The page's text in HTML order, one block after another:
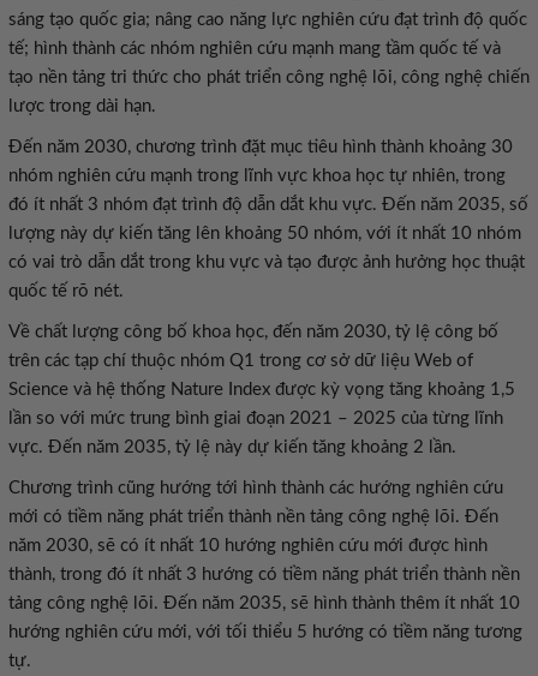
sáng tạo quốc gia; nâng cao năng lực nghiên cứu đạt trình độ quốc
tế; hình thành các nhóm nghiên cứu mạnh mang tầm quốc tế và
tạo nền tảng tri thức cho phát triển công nghệ lõi, công nghệ chiến
lược trong dài hạn.
Đến năm 2030, chương trình đặt mục tiêu hình thành khoảng 30
nhóm nghiên cứu mạnh trong lĩnh vực khoa học tự nhiên, trong
đó ít nhất 3 nhóm đạt trình độ dẫn dắt khu vực. Đến năm 2035, số
lượng này dự kiến tăng lên khoảng 50 nhóm, với ít nhất 10 nhóm
có vai trò dẫn dắt trong khu vực và tạo được ảnh hưởng học thuật
quốc tế rõ nét.
Về chất lượng công bố khoa học, đến năm 2030, tỷ lệ công bố
trên các tạp chí thuộc nhóm Q1 trong cơ sở dữ liệu Web of
Science và hệ thống Nature Index được kỳ vọng tăng khoảng 1,5
lần so với mức trung bình giai đoạn 2021 – 2025 của từng lĩnh
vực. Đến năm 2035, tỷ lệ này dự kiến tăng khoảng 2 lần.
Chương trình cũng hướng tới hình thành các hướng nghiên cứu
mới có tiềm năng phát triển thành nền tảng công nghệ lõi. Đến
năm 2030, sẽ có ít nhất 10 hướng nghiên cứu mới được hình
thành, trong đó ít nhất 3 hướng có tiềm năng phát triển thành nền
tảng công nghệ lõi. Đến năm 2035, sẽ hình thành thêm ít nhất 10
hướng nghiên cứu mới, với tối thiểu 5 hướng có tiềm năng tương
tự.